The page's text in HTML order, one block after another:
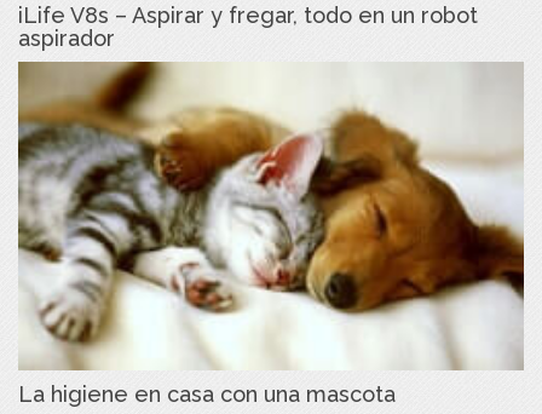
iLife V8s – Aspirar y fregar, todo en un robot
aspirador
La higiene en casa con una mascota